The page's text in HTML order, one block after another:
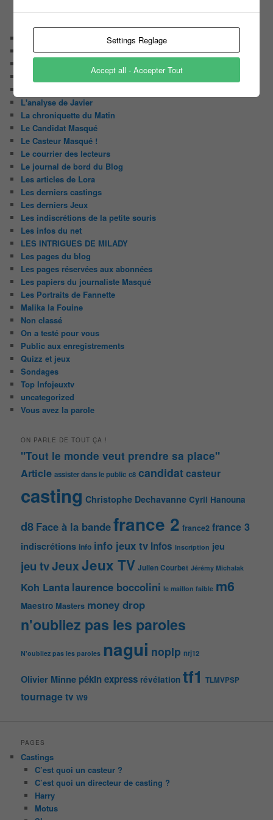
Carte Blanche à …
L'analyse de Javier
La chroniquette du Matin
Le Candidat Masqué
Le Casteur Masqué !
Le courrier des lecteurs
Le journal de bord du Blog
Les articles de Lora
Les derniers castings
Les derniers Jeux
Les indiscrétions de la petite souris
Les infos du net
LES INTRIGUES DE MILADY
Les pages du blog
Les pages réservées aux abonnées
Les papiers du journaliste Masqué
Les Portraits de Fannette
Malika la Fouine
Non classé
On a testé pour vous
Public aux enregistrements
Quizz et jeux
Sondages
Top Infojeuxtv
uncategorized
Vous avez la parole
ON PARLE DE TOUT ÇA !
"Tout le monde veut prendre sa place"
Article assister dans le public c8 candidatcasteur
casting Christophe Dechavanne Cyril Hanouna
d8 Face à la bandefrance 2 france2 france 3
indiscrétions info info jeux tv Infos Inscription jeu
jeu tvJeuxJeux TV Julien Courbet Jérémy Michalak
Koh Lanta laurence boccolini le maillon faible m6
Maestro Masters money drop
n'oubliez pas les paroles
N'oubliez pas les paroles nagui noplp nrj12
Olivier Minne pékin express révélation tf1 TLMVPSP
tournagetv W9
PAGES
Castings
C’est quoi un casteur ?
C’est quoi un directeur de casting ?
Harry
Motus
Settings Reglage
Accept all - Accepter Tout